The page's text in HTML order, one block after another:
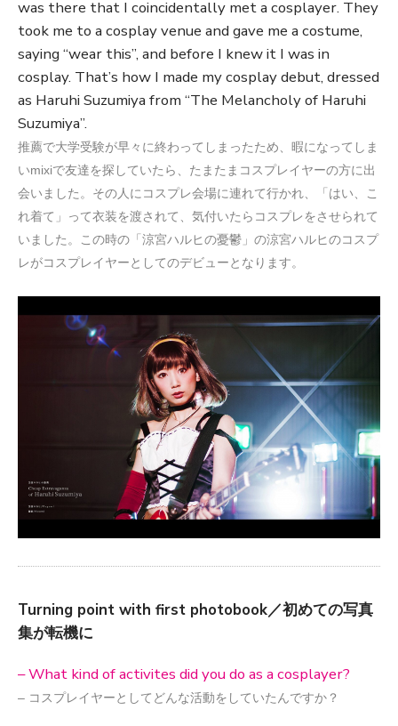
was there that I coincidentally met a cosplayer. They
took me to a cosplay venue and gave me a costume,
saying “wear this”, and before I knew it I was in
cosplay. That’s how I made my cosplay debut, dressed
as Haruhi Suzumiya from “The Melancholy of Haruhi
Suzumiya”.
推薦で大学受験が早々に終わってしまったため、暇になってしま
いmixiで友達を探していたら、たまたまコスプレイヤーの方に出
会いました。その人にコスプレ会場に連れて行かれ、「はい、こ
れ着て」って衣装を渡されて、気付いたらコスプレをさせられて
いました。この時の「涼宮ハルヒの憂鬱」の涼宮ハルヒのコスプ
レがコスプレイヤーとしてのデビューとなります。
Turning point with first photobook／初めての写真
集が転機に
– What kind of activites did you do as a cosplayer?
– コスプレイヤーとしてどんな活動をしていたんですか？